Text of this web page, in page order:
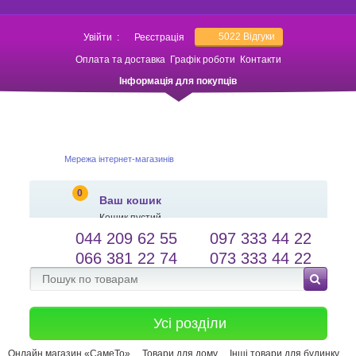
Увійти : Реєстрація 5022 Відгуки
Оплата та доставка Графік роботи
Контакти
Інформація для покупців
Мережа інтернет-магазинів
0
Ваш кошик
Кошик пустий
salessameto@gmail.com
Зворотній зв'язок
Мова сайту
044 209 62 55
097 333 44 22
066 381 22 74
073 333 44 22
Усі розділи